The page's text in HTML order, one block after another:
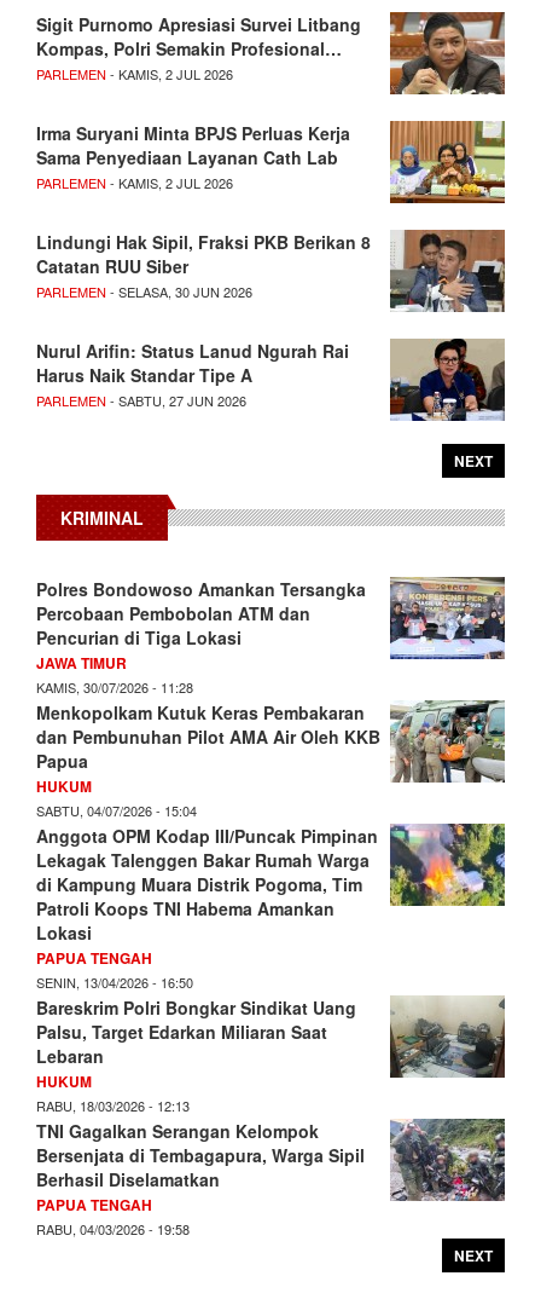
Sigit Purnomo Apresiasi Survei Litbang
Kompas, Polri Semakin Profesional…
PARLEMEN - KAMIS, 2 JUL 2026
Irma Suryani Minta BPJS Perluas Kerja
Sama Penyediaan Layanan Cath Lab
PARLEMEN - KAMIS, 2 JUL 2026
Lindungi Hak Sipil, Fraksi PKB Berikan 8
Catatan RUU Siber
PARLEMEN - SELASA, 30 JUN 2026
Nurul Arifin: Status Lanud Ngurah Rai
Harus Naik Standar Tipe A
PARLEMEN - SABTU, 27 JUN 2026
NEXT
KRIMINAL
Polres Bondowoso Amankan Tersangka
Percobaan Pembobolan ATM dan
Pencurian di Tiga Lokasi
JAWA TIMUR
KAMIS, 30/07/2026 - 11:28
Menkopolkam Kutuk Keras Pembakaran
dan Pembunuhan Pilot AMA Air Oleh KKB
Papua
HUKUM
SABTU, 04/07/2026 - 15:04
Anggota OPM Kodap III/Puncak Pimpinan
Lekagak Talenggen Bakar Rumah Warga
di Kampung Muara Distrik Pogoma, Tim
Patroli Koops TNI Habema Amankan
Lokasi
PAPUA TENGAH
SENIN, 13/04/2026 - 16:50
Bareskrim Polri Bongkar Sindikat Uang
Palsu, Target Edarkan Miliaran Saat
Lebaran
HUKUM
RABU, 18/03/2026 - 12:13
TNI Gagalkan Serangan Kelompok
Bersenjata di Tembagapura, Warga Sipil
Berhasil Diselamatkan
PAPUA TENGAH
RABU, 04/03/2026 - 19:58
NEXT